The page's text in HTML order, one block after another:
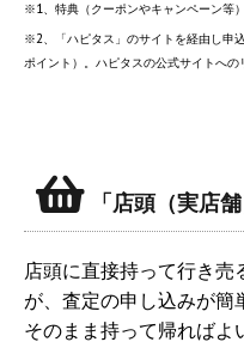
※1、特典（クーポンやキャンペーン等
※2、「ハピタス」のサイトを経由し申
ポイント）。ハピタスの公式サイトへの
「店頭（実店
店頭に直接持って行き
が、査定の申し込みが簡
そのまま持って帰ればよ